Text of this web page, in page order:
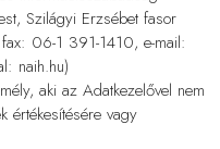
Szilágyi Erzsébet fasor
06-1 391-1410, e-mail:
naih.hu)
aki az Adatkezelővel nem
értékesítésére vagy